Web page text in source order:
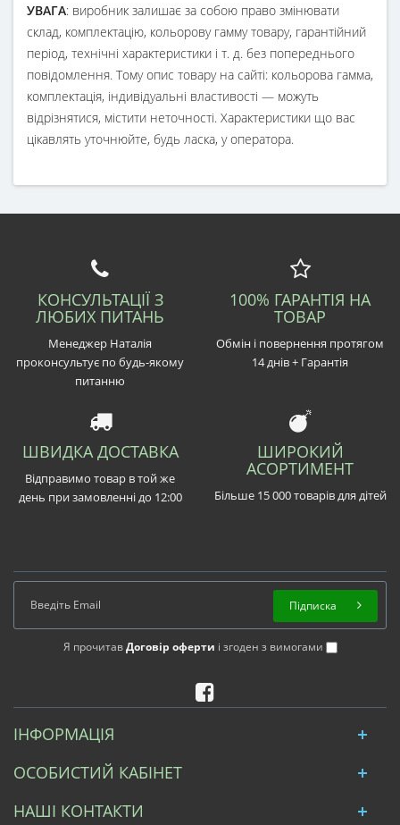
УВАГА: виробник залишає за собою право змінювати
склад, комплектацію, кольорову гамму товару, гарантійний
період, технічні характеристики і т. д. без попереднього
повідомлення. Тому опис товару на сайті: кольорова гамма,
комплектація, індивідуальні властивості — можуть
відрізнятися, містити неточності. Характеристики що вас
цікавлять уточнюйте, будь ласка, у оператора.
КОНСУЛЬТАЦІЇ З
ЛЮБИХ ПИТАНЬ
Менеджер Наталія
проконсультує по будь-якому
питанню
100% ГАРАНТІЯ НА
ТОВАР
Обмін і повернення протягом
14 днів + Гарантія
ШВИДКА ДОСТАВКА
Відправимо товар в той же
день при замовленні до 12:00
ШИРОКИЙ
АСОРТИМЕНТ
Більше 15 000 товарів для дітей
Я прочитавДоговір оферти і згоден з вимогами
Підписка
ІНФОРМАЦІЯ
ОСОБИСТИЙ КАБІНЕТ
НАШІ КОНТАКТИ